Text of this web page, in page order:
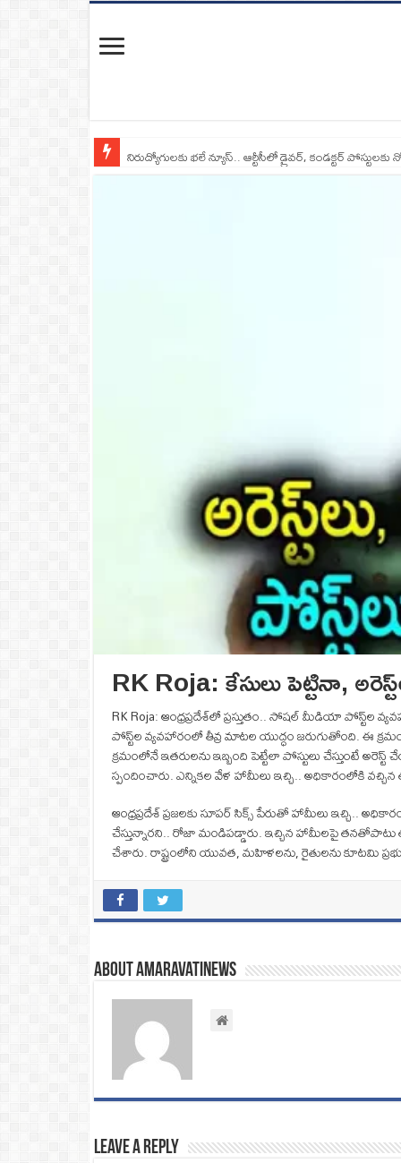
నిరుద్యోగులకు భలే న్యూస్.. ఆర్టీసీలో డ్రైవర్, కండక్టర్‌
RK Roja: కేసులు పెట్టినా,
RK Roja: ఆంధ్రప్రదేశ్‌లో ప్రస్తుతం.. సోషల్ మీడియా పోస్ట్‌ల
పోస్ట్‌ల వ్యవహారంలో తీవ్ర మాటల యుద్ధం జరుగుతోంది. ఈ
క్రమంలోనే ఇతరులను ఇబ్బంది పెట్టేలా పోస్టులు చేస్తుంటే
స్పందించారు. ఎన్నికల వేళ హామీలు ఇచ్చి.. అధికారంలోకి
ఆంధ్రప్రదేశ్ ప్రజలకు సూపర్‌ సిక్స్‌ పేరుతో హామీలు ఇచ్చి..
చేస్తున్నారని.. రోజా మండిపడ్డారు. ఇచ్చిన హామీలపై
చేశారు. రాష్ట్రంలోని యువత, మహిళలను, రైతులను కూటమి
About amaravatinews
Leave a Reply